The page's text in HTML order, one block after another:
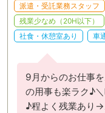
派遣・受託業務スタッフ
残業少なめ（20H以下）
社食・休憩室あり
車
9月からのお仕事
の用事も楽ラク♪
♪程よく残業あり→